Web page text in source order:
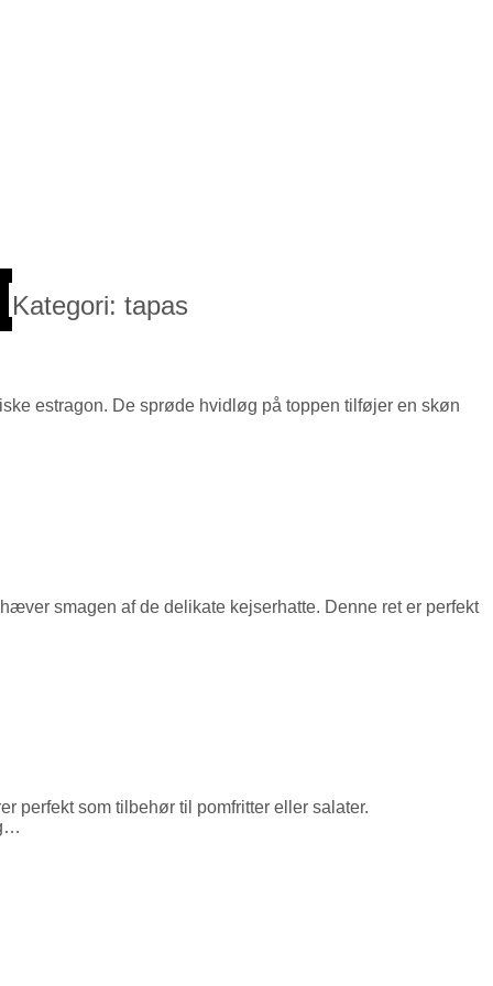
Kategori: tapas
estragon. De sprøde hvidløg på toppen tilføjer en skøn
smagen af de delikate kejserhatte. Denne ret er perfekt
perfekt som tilbehør til pomfritter eller salater.